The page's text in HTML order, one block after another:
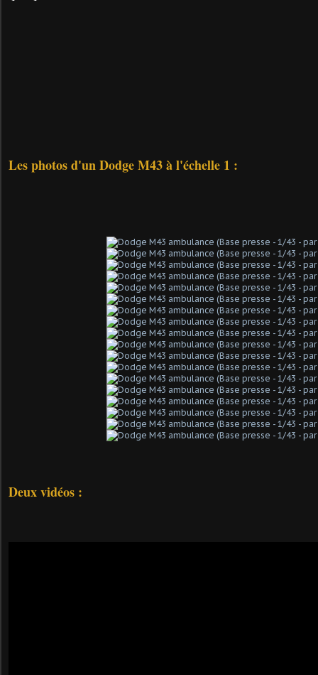
Les photos d'un Dodge M43 à l'échelle 1 :
Deux vidéos :